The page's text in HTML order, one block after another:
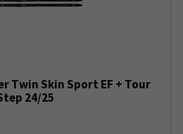
Twin Skin Sport EF + Tour
24/25